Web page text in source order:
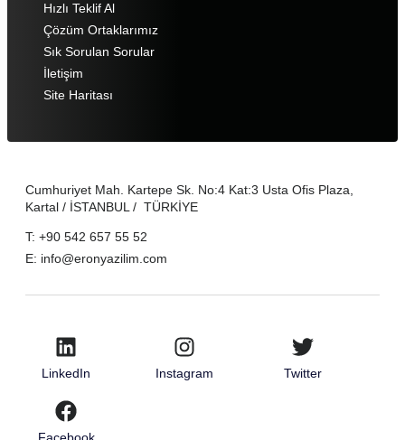
Hızlı Teklif Al
Çözüm Ortaklarımız
Sık Sorulan Sorular
İletişim
Site Haritası
Cumhuriyet Mah. Kartepe Sk. No:4 Kat:3 Usta Ofis Plaza,
Kartal / İSTANBUL / TÜRKİYE
T: +90 542 657 55 52
E: info@eronyazilim.com
LinkedIn Instagram Twitter